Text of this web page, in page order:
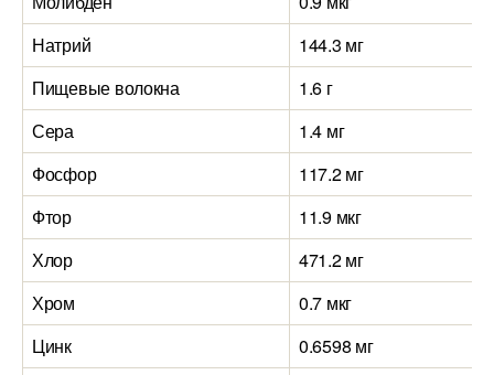
Натрий
144.3 мг
Пищевые волокна
1.6 г
Сера
1.4 мг
Фосфор
117.2 мг
Фтор
11.9 мкг
Хлор
471.2 мг
Хром
0.7 мкг
Цинк
0.6598 мг